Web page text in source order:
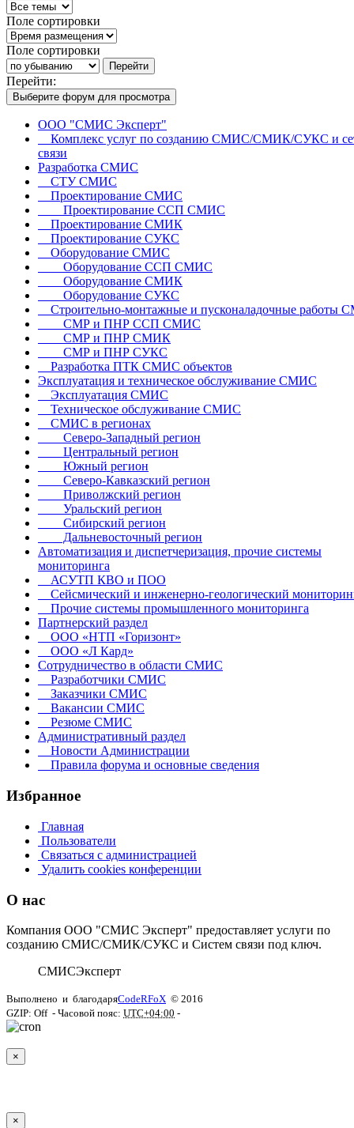
Поле сортировки
Поле сортировки
Перейти
Перейти:
Выберите форум для просмотра
ООО "СМИС Эксперт"
Комплекс услуг по созданию СМИС/СМИК/СУКС и
связи
Разработка СМИС
СТУ СМИС
Проектирование СМИС
Проектирование ССП СМИС
Проектирование СМИК
Проектирование СУКС
Оборудование СМИС
Оборудование ССП СМИС
Оборудование СМИК
Оборудование СУКС
Строительно-монтажные и пусконаладочные работы
СМР и ПНР ССП СМИС
СМР и ПНР СМИК
СМР и ПНР СУКС
Разработка ПТК СМИС объектов
Эксплуатация и техническое обслуживание СМИС
Эксплуатация СМИС
Техническое обслуживание СМИС
СМИС в регионах
Северо-Западный регион
Центральный регион
Южный регион
Северо-Кавказский регион
Приволжский регион
Уральский регион
Сибирский регион
Дальневосточный регион
Автоматизация и диспетчеризация, прочие системы
мониторинга
АСУТП КВО и ПОО
Сейсмический и инженерно-геологический
Прочие системы промышленного мониторинга
Партнерский раздел
ООО «НТП «Горизонт»
ООО «Л Кард»
Сотрудничество в области СМИС
Разработчики СМИС
Заказчики СМИС
Вакансии СМИС
Резюме СМИС
Административный раздел
Новости Администрации
Правила форума и основные сведения
Избранное
Главная
Пользователи
Связаться с администрацией
Удалить cookies конференции
О нас
Компания ООО "СМИС Эксперт" предоставляет услуги по
созданию СМИС/СМИК/СУКС и Систем связи под ключ.
СМИСЭксперт
Выполнено и благодаряCodeRFoX © 2016
GZIP: Off - Часовой пояс: UTC+04:00 -
×
×